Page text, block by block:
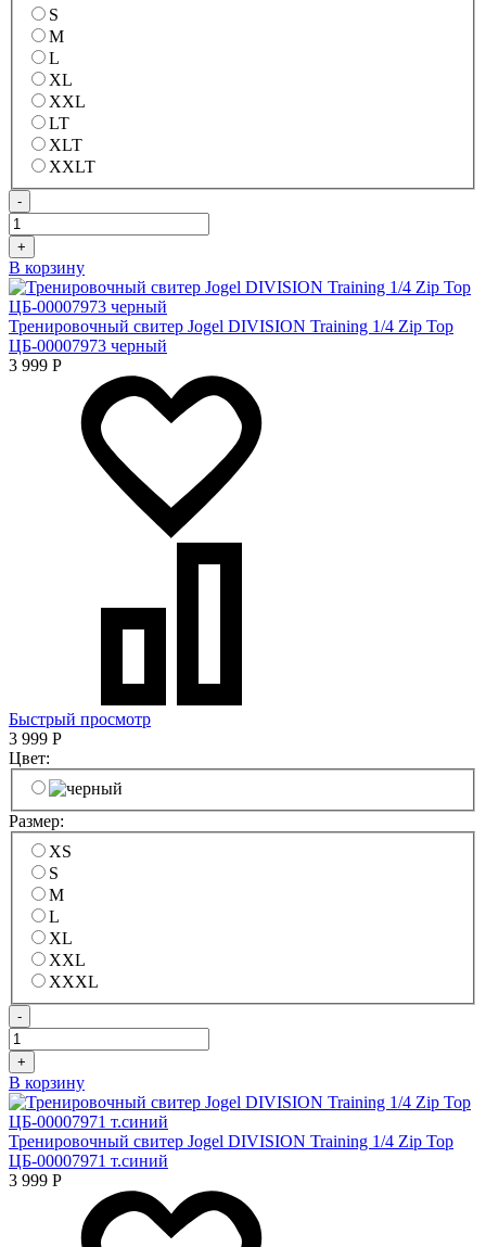
S
M
L
XL
XXL
LT
XLT
XXLT
-
+
В корзину
Тренировочный свитер Jogel DIVISION Training 1/4 Zip Top
ЦБ-00007973 черный
3 999 Р
Быстрый просмотр
3 999 Р
Цвет:
Размер:
XS
S
M
L
XL
XXL
XXXL
-
+
В корзину
Тренировочный свитер Jogel DIVISION Training 1/4 Zip Top
ЦБ-00007971 т.синий
3 999 Р